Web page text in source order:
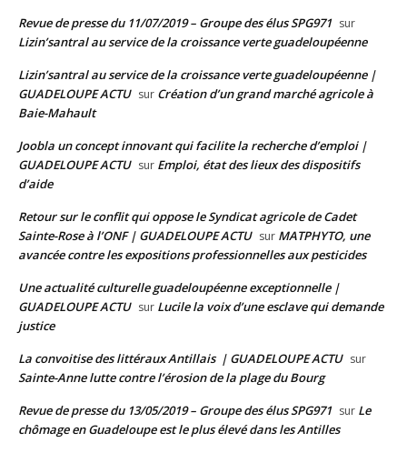
Revue de presse du 11/07/2019 – Groupe des élus SPG971 sur
Lizin’santral au service de la croissance verte guadeloupéenne
Lizin’santral au service de la croissance verte guadeloupéenne |
GUADELOUPE ACTU sur Création d’un grand marché agricole à
Baie-Mahault
Joobla un concept innovant qui facilite la recherche d’emploi |
GUADELOUPE ACTU sur Emploi, état des lieux des dispositifs
d’aide
Retour sur le conflit qui oppose le Syndicat agricole de Cadet
Sainte-Rose à l’ONF | GUADELOUPE ACTU sur MATPHYTO, une
avancée contre les expositions professionnelles aux pesticides
Une actualité culturelle guadeloupéenne exceptionnelle |
GUADELOUPE ACTU sur Lucile la voix d’une esclave qui demande
justice
La convoitise des littéraux Antillais | GUADELOUPE ACTU sur
Sainte-Anne lutte contre l’érosion de la plage du Bourg
Revue de presse du 13/05/2019 – Groupe des élus SPG971 sur Le
chômage en Guadeloupe est le plus élevé dans les Antilles